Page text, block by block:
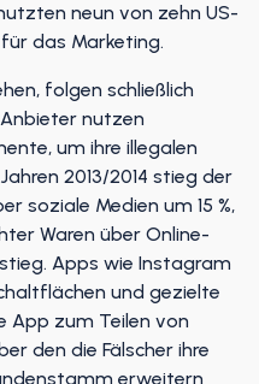
neun von zehn US-
das Marketing.
folgen schließlich
nutzen
um ihre illegalen
2013/2014 stieg der
soziale Medien um 15 %,
Waren über Online-
Apps wie Instagram
und gezielte
App zum Teilen von
den die Fälscher ihre
erweitern